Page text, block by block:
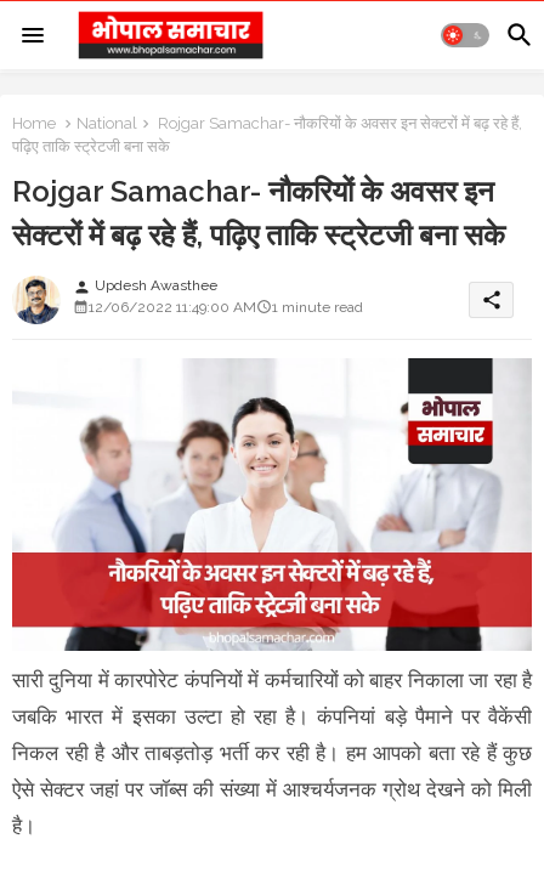
Home National
Rojgar Samachar- नौकरियों के अवसर इन सेक्टरों में बढ़ रहे हैं,
पढ़िए ताकि स्ट्रेटजी बना सके
Rojgar Samachar- नौकरियों के अवसर इन
सेक्टरों में बढ़ रहे हैं, पढ़िए ताकि स्ट्रेटजी बना सके
person Updesh Awasthee
12/06/2022 11:49:00 AM
1 minute read share
सारी दुनिया में कारपोरेट कंपनियों में कर्मचारियों को बाहर निकाला जा रहा है
जबकि भारत में इसका उल्टा हो रहा है। कंपनियां बड़े पैमाने पर वैकेंसी
निकल रही है और ताबड़तोड़ भर्ती कर रही है। हम आपको बता रहे हैं कुछ
ऐसे सेक्टर जहां पर जॉब्स की संख्या में आश्चर्यजनक ग्रोथ देखने को मिली
है।